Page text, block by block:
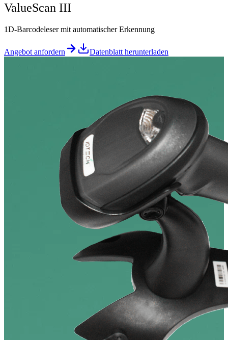
ValueScan III
1D-Barcodeleser mit automatischer Erkennung
Angebot anfordern Datenblatt herunterladen